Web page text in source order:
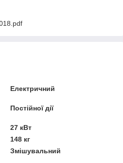
Електричний
Постійної дії
27 кВт
148 кг
Змішувальний